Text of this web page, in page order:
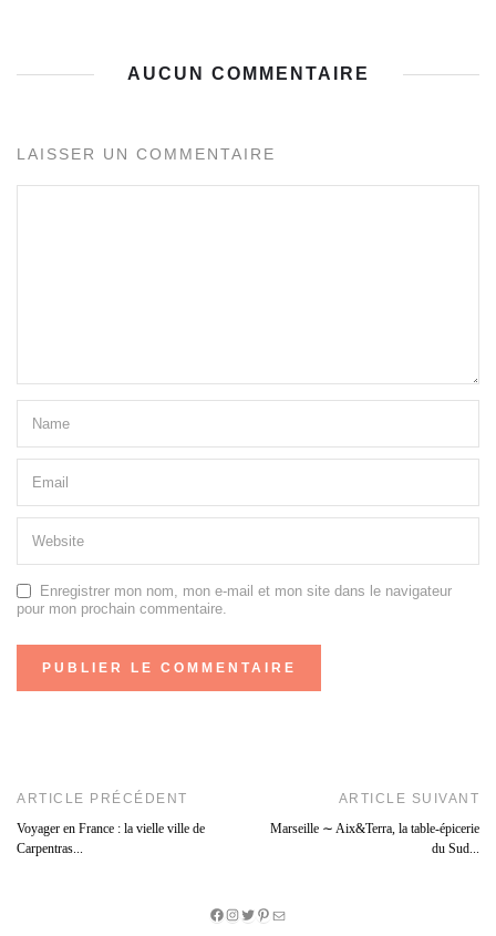
AUCUN COMMENTAIRE
LAISSER UN COMMENTAIRE
Enregistrer mon nom, mon e-mail et mon site dans le navigateur
pour mon prochain commentaire.
ARTICLE PRÉCÉDENT
Voyager en France : la vielle ville de
Carpentras...
ARTICLE SUIVANT
Marseille ∼ Aix&Terra, la table-épicerie
du Sud...
Facebook
Instagram
Twitter
Pinterest
E-